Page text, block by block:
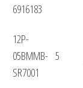
6916183
12P-
05BMMB-
SR7001
5